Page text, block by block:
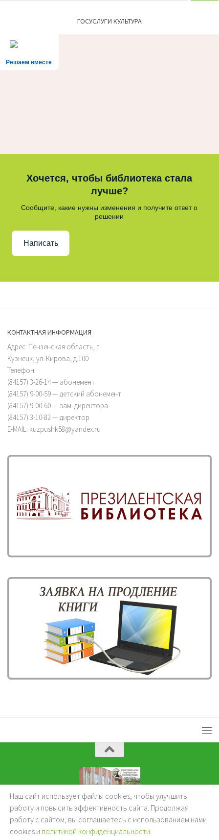
ГОСУСЛУГИ КУЛЬТУРА
Решаем вместе
Хочется, чтобы библиотека стала
лучше?
Сообщите, какие нужны изменения и получите ответ о
решении
Написать
КОНТАКТНАЯ ИНФОРМАЦИЯ
Адрес: Пензенская область, г.
Кузнецк, ул. Кирова, д.100
Телефон:
(84157) 3-26-14 — абонемент
(84157) 9-00-59 — детский абонемент
(84157) 9-00-60 — зам. директора
(84157) 3-10-82 — директор
E-MAIL: kuzpushk58@yandex.ru
KuzBibliok © 2026.
Наш сайт использует файлы cookies, чтобы улучшить
работу и повысить эффективность сайта. Продолжая
работу с сайтом, вы соглашаетесь с использованием нами
cookies и политикой конфиденциальности.